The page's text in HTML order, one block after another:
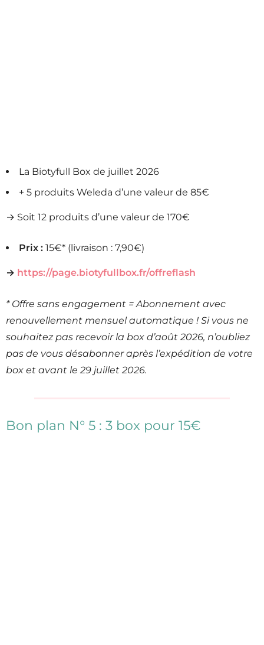
La Biotyfull Box de juillet 2026
+ 5 produits Weleda d’une valeur de 85€
→ Soit 12 produits d’une valeur de 170€
Prix : 15€* (livraison : 7,90€)
→ https://page.biotyfullbox.fr/offreflash
* Offre sans engagement = Abonnement avec
renouvellement mensuel automatique ! Si vous ne
souhaitez pas recevoir la box d’août 2026, n’oubliez
pas de vous désabonner après l’expédition de votre
box et avant le 29 juillet 2026.
Bon plan N° 5 : 3 box pour 15€